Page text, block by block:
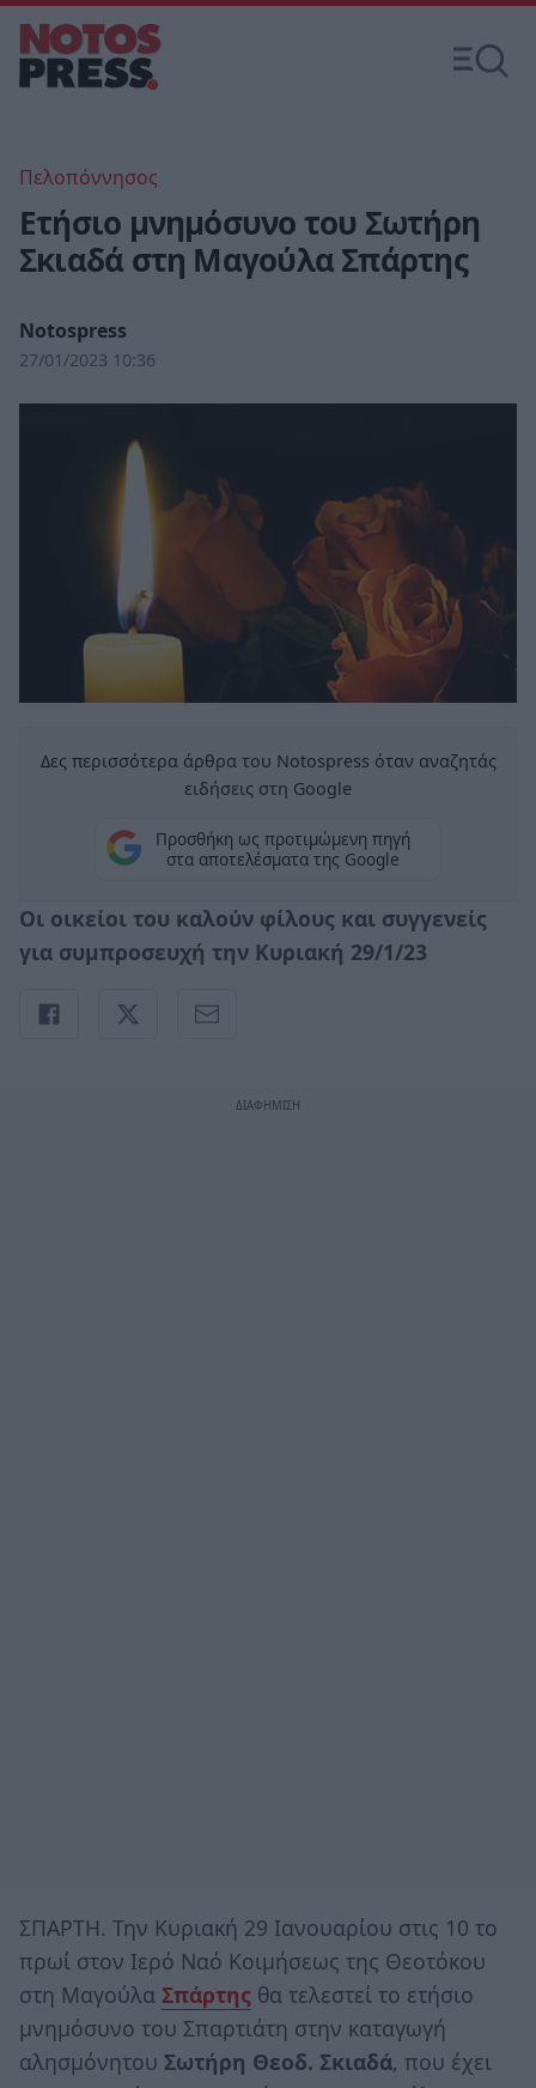
Πελοπόννησος
Ετήσιο μνημόσυνο του Σωτήρη
Σκιαδά στη Μαγούλα Σπάρτης
Notospress
27/01/2023 10:36
Δες περισσότερα άρθρα του Notospress όταν αναζητάς
ειδήσεις στη Google
Προσθήκη ως προτιμώμενη πηγή
στα αποτελέσματα της Google
Οι οικείοι του καλούν φίλους και συγγενείς
για συμπροσευχή την Κυριακή 29/1/23
ΣΠΑΡΤΗ. Την Κυριακή 29 Ιανουαρίου στις 10 το
πρωί στον Ιερό Ναό Κοιμήσεως της Θεοτόκου
στη Μαγούλα Σπάρτης θα τελεστεί το ετήσιο
μνημόσυνο του Σπαρτιάτη στην καταγωγή
αλησμόνητου Σωτήρη Θεοδ. Σκιαδά, που έχει